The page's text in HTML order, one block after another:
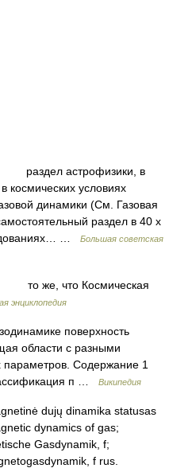
астрофизики, в
космических условиях
динамики (См. Газовая
раздел в 40 х
…
Большая советская
же, что Космическая
энциклопедия
поверхность
области с разными
Содержание 1
п …
Википедия
dujų dinamika statusas
dynamics of gas;
Gasdynamik, f;
f rus.